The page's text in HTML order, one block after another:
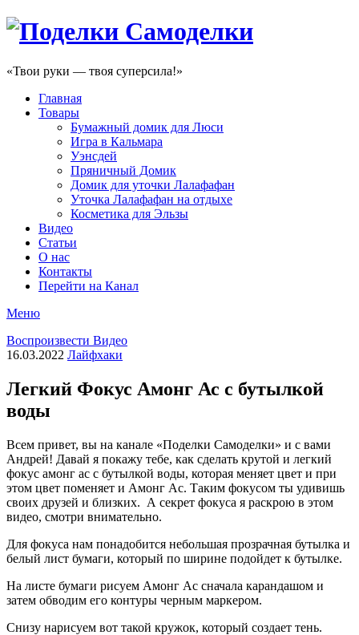
«Твои руки — твоя суперсила!»
Главная
Товары
Бумажный домик для Люси
Игра в Кальмара
Уэнсдей
Пряничный Домик
Домик для уточки Лалафафан
Уточка Лалафафан на отдыхе
Косметика для Эльзы
Видео
Статьи
О нас
Контакты
Перейти на Канал
Меню
Воспроизвести Видео
16.03.2022 Лайфхаки
Легкий Фокус Амонг Ас с бутылкой
воды
Всем привет, вы на канале «Поделки Самоделки» и с вами
Андрей! Давай я покажу тебе, как сделать крутой и легкий
фокус амонг ас с бутылкой воды, которая меняет цвет и при
этом цвет поменяет и Амонг Ас. Таким фокусом ты удивишь
своих друзей и близких. А секрет фокуса я раскрою в этом
видео, смотри внимательно.
Для фокуса нам понадобится небольшая прозрачная бутылка и
белый лист бумаги, который по ширине подойдет к бутылке.
На листе бумаги рисуем Амонг Ас сначала карандашом и
затем обводим его контуры черным маркером.
Снизу нарисуем вот такой кружок, который создает тень.